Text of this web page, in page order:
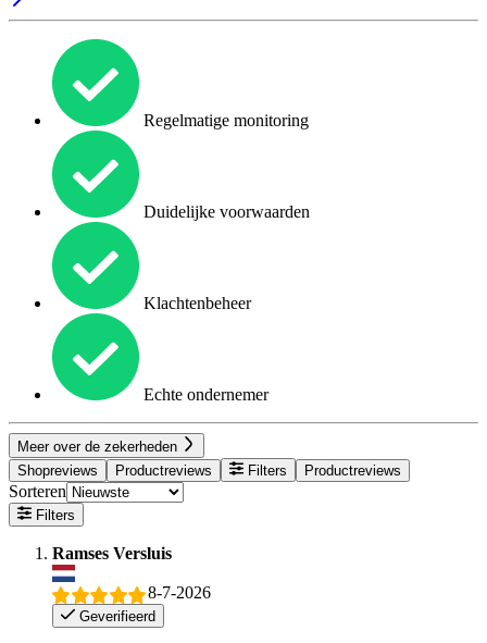
Regelmatige monitoring
Duidelijke voorwaarden
Klachtenbeheer
Echte ondernemer
Meer over de zekerheden
Shopreviews
Productreviews Filters Productreviews
Sorteren
Filters
Ramses Versluis
8-7-2026
Geverifieerd